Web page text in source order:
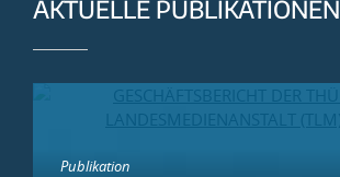
AKTUELLE PUBLIKATIONEN
Publikation